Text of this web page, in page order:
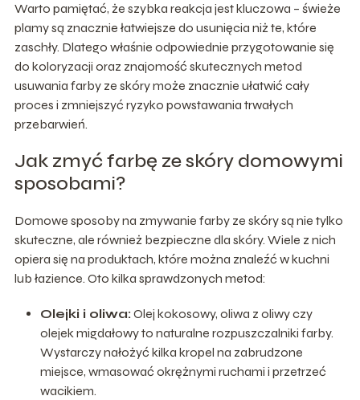
Warto pamiętać, że szybka reakcja jest kluczowa – świeże
plamy są znacznie łatwiejsze do usunięcia niż te, które
zaschły. Dlatego właśnie odpowiednie przygotowanie się
do koloryzacji oraz znajomość skutecznych metod
usuwania farby ze skóry może znacznie ułatwić cały
proces i zmniejszyć ryzyko powstawania trwałych
przebarwień.
Jak zmyć farbę ze skóry domowymi
sposobami?
Domowe sposoby na zmywanie farby ze skóry są nie tylko
skuteczne, ale również bezpieczne dla skóry. Wiele z nich
opiera się na produktach, które można znaleźć w kuchni
lub łazience. Oto kilka sprawdzonych metod:
Olejki i oliwa: Olej kokosowy, oliwa z oliwy czy
olejek migdałowy to naturalne rozpuszczalniki farby.
Wystarczy nałożyć kilka kropel na zabrudzone
miejsce, wmasować okrężnymi ruchami i przetrzeć
wacikiem.